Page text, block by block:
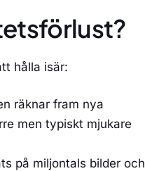
hålla isär:
räknar fram nya
men typiskt mjukare
på miljontals bilder och